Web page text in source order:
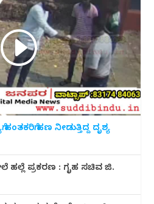
ಹಣ ನೀಡುತ್ತಿದ್ದ ದೃಶ್ಯ
ಹಲ್ಲೆ ಪ್ರಕರಣ : ಗೃಹ ಸಚಿವ ಜಿ.